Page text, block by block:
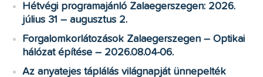
Hétvégi programajánló Zalaegerszegen: 2026.
július 31 – augusztus 2.
Forgalomkorlátozások Zalaegerszegen – Optikai
hálózat építése – 2026.08.04-06.
Az anyatejes táplálás világnapját ünnepelték